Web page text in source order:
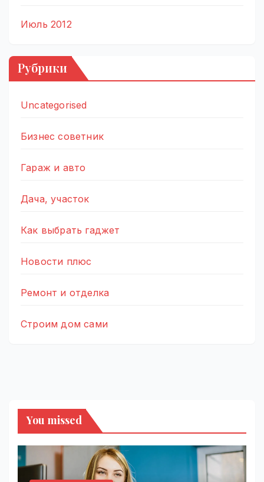
Июль 2012
Рубрики
Uncategorised
Бизнес советник
Гараж и авто
Дача, участок
Как выбрать гаджет
Новости плюс
Ремонт и отделка
Строим дом сами
You missed